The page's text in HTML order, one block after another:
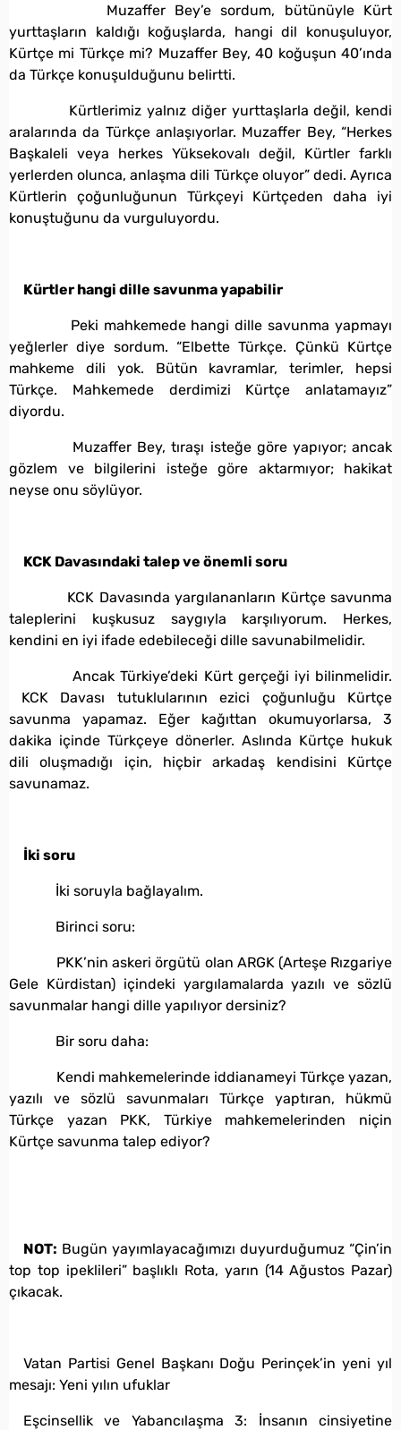
Muzaffer Bey’e sordum, bütünüyle Kürt
yurttaşların kaldığı koğuşlarda, hangi dil konuşuluyor,
Kürtçe mi Türkçe mi? Muzaffer Bey, 40 koğuşun 40’ında
da Türkçe konuşulduğunu belirtti.
Kürtlerimiz yalnız diğer yurttaşlarla değil, kendi
aralarında da Türkçe anlaşıyorlar. Muzaffer Bey, “Herkes
Başkaleli veya herkes Yüksekovalı değil, Kürtler farklı
yerlerden olunca, anlaşma dili Türkçe oluyor” dedi. Ayrıca
Kürtlerin çoğunluğunun Türkçeyi Kürtçeden daha iyi
konuştuğunu da vurguluyordu.
Kürtler hangi dille savunma yapabilir
Peki mahkemede hangi dille savunma yapmayı
yeğlerler diye sordum. “Elbette Türkçe. Çünkü Kürtçe
mahkeme dili yok. Bütün kavramlar, terimler, hepsi
Türkçe. Mahkemede derdimizi Kürtçe anlatamayız”
diyordu.
Muzaffer Bey, tıraşı isteğe göre yapıyor; ancak
gözlem ve bilgilerini isteğe göre aktarmıyor; hakikat
neyse onu söylüyor.
KCK Davasındaki talep ve önemli soru
KCK Davasında yargılananların Kürtçe savunma
taleplerini kuşkusuz saygıyla karşılıyorum. Herkes,
kendini en iyi ifade edebileceği dille savunabilmelidir.
Ancak Türkiye’deki Kürt gerçeği iyi bilinmelidir.
KCK Davası tutuklularının ezici çoğunluğu Kürtçe
savunma yapamaz. Eğer kağıttan okumuyorlarsa, 3
dakika içinde Türkçeye dönerler. Aslında Kürtçe hukuk
dili oluşmadığı için, hiçbir arkadaş kendisini Kürtçe
savunamaz.
İki soru
İki soruyla bağlayalım.
Birinci soru:
PKK’nin askeri örgütü olan ARGK (Arteşe Rızgariye
Gele Kürdistan) içindeki yargılamalarda yazılı ve sözlü
savunmalar hangi dille yapılıyor dersiniz?
Bir soru daha:
Kendi mahkemelerinde iddianameyi Türkçe yazan,
yazılı ve sözlü savunmaları Türkçe yaptıran, hükmü
Türkçe yazan PKK, Türkiye mahkemelerinden niçin
Kürtçe savunma talep ediyor?
NOT: Bugün yayımlayacağımızı duyurduğumuz “Çin’in
top top ipeklileri” başlıklı Rota, yarın (14 Ağustos Pazar)
çıkacak.
Vatan Partisi Genel Başkanı Doğu Perinçek’in yeni yıl
mesajı: Yeni yılın ufuklar
Eşcinsellik ve Yabancılaşma 3: İnsanın cinsiyetine